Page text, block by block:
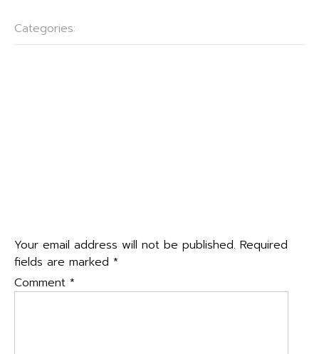
Categories:
Your email address will not be published. Required
fields are marked *
Comment *